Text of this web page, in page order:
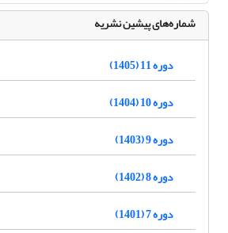
شماره‌های پیشین نشریه
دوره 11 (1405)
دوره 10 (1404)
دوره 9 (1403)
دوره 8 (1402)
دوره 7 (1401)